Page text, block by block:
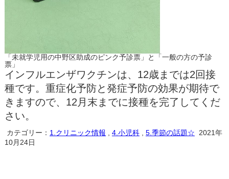
「未就学児用の中野区助成のピンク予診票」と「一般の方の予診
票」
インフルエンザワクチンは、12歳までは2回接
種です。重症化予防と発症予防の効果が期待で
きますので、12月末までに接種を完了してくだ
さい。
カテゴリー： 1.クリニック情報 , 4.小児科, 5.季節の話題☆ 2021年
10月24日